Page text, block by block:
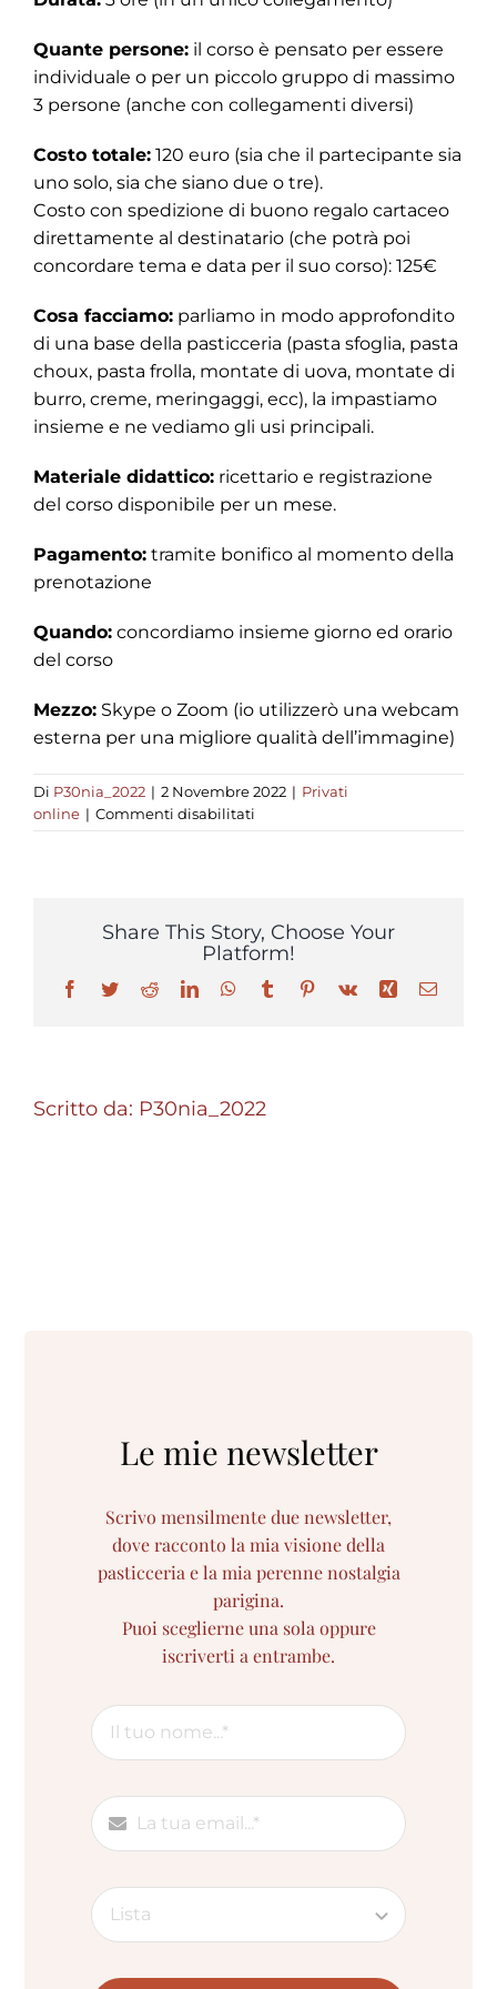
Contatti
Quante persone: il corso è pensato per essere
individuale o per un piccolo gruppo di massimo
3 persone (anche con collegamenti diversi)
Costo totale: 120 euro (sia che il partecipante sia
uno solo, sia che siano due o tre).
Costo con spedizione di buono regalo cartaceo
direttamente al destinatario (che potrà poi
concordare tema e data per il suo corso): 125€
Cosa facciamo: parliamo in modo approfondito
di una base della pasticceria (pasta sfoglia, pasta
choux, pasta frolla, montate di uova, montate di
burro, creme, meringaggi, ecc), la impastiamo
insieme e ne vediamo gli usi principali.
Materiale didattico: ricettario e registrazione
del corso disponibile per un mese.
Pagamento: tramite bonifico al momento della
prenotazione
Quando: concordiamo insieme giorno ed orario
del corso
Mezzo: Skype o Zoom (io utilizzerò una webcam
esterna per una migliore qualità dell’immagine)
Di P30nia_2022 | 2 Novembre 2022 | Privati
online | Commenti disabilitati
Share This Story, Choose Your
Platform!
Facebook
TwitterRedditLinkedInWhatsApp
TumblrPinterest
Vk Xing Email
Scritto da: P30nia_2022
Le mie newsletter
Scrivo mensilmente due newsletter,
dove racconto la mia visione della
pasticceria e la mia perenne nostalgia
parigina.
Puoi sceglierne una sola oppure
iscriverti a entrambe.